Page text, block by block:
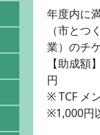
年度内に
（市と
業）のチ
【助成
円
※ TCF メ
※1,000円